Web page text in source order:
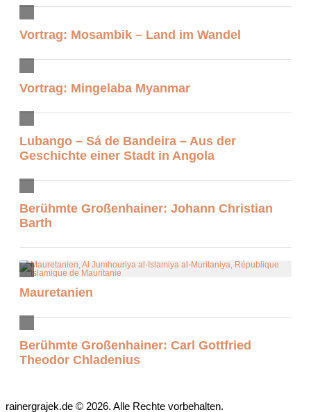
Vortrag: Mosambik – Land im Wandel
Vortrag: Mingelaba Myanmar
Lubango – Sá de Bandeira – Aus der
Geschichte einer Stadt in Angola
Berühmte Großenhainer: Johann Christian
Barth
Mauretanien
Berühmte Großenhainer: Carl Gottfried
Theodor Chladenius
rainergrajek.de © 2026. Alle Rechte vorbehalten.